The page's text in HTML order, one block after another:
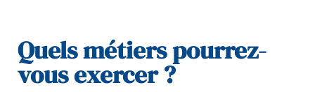
Quels métiers pourrez-
vous exercer ?